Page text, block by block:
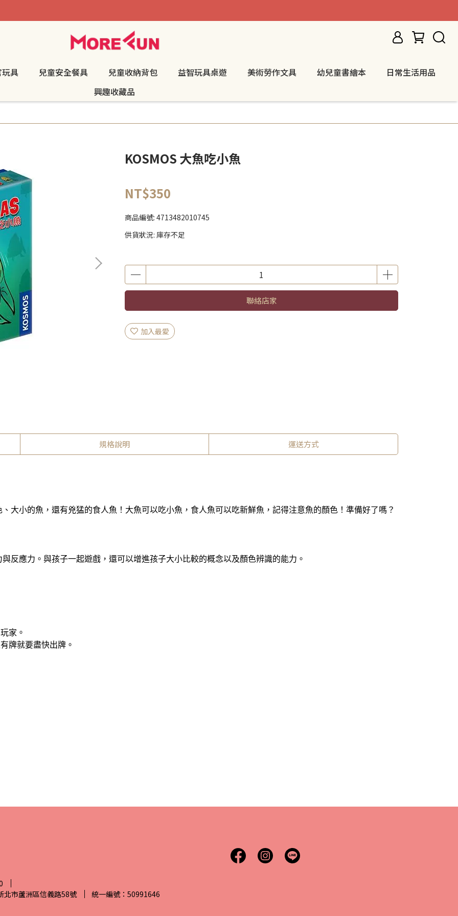
具 兒童安全餐具 兒童收納背包 益智玩具桌遊 美術勞作文具 幼兒童書繪本
日常生活用品
興趣收藏品
KOSMOS 大魚吃小魚
NT$350
商品編號: 4713482010745
供貨狀況: 庫存不足
聯絡店家
加入最愛
規格說明 運送方式
大小的魚，還有兇猛的食人魚！大魚可以吃小魚，食人魚可以吃新鮮魚，記得注意魚的顏色！準備好了嗎？
反應力。與孩子一起遊戲，還可以增進孩子大小比較的概念以及顏色辨識的能力。
家。
牌就要盡快出牌。
北市蘆洲區信義路58號
統一編號：50991646